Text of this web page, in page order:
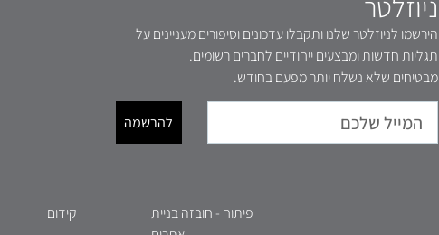
הירשמו לניוזלטר שלנו ותקבלו עדכונים וסיפורים מעניינים על
תגליות חדשות ומבצעים ייחודיים לחברים רשומים.
מבטיחים שלא נשלח יותר מפעם בחודש.
להרשמה
פיתוח - חובזה בניית
קידום